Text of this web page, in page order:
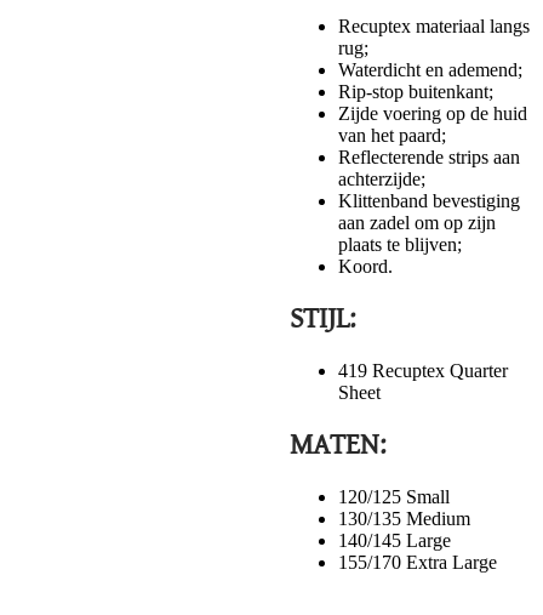
​Recuptex materiaal langs
rug;
Waterdicht en ademend;
Rip-stop buitenkant;
Zijde voering op de huid
van het paard;
Reflecterende strips aan
achterzijde;
Klittenband bevestiging
aan zadel om op zijn
plaats te blijven;
Koord.
STIJL:
419 Recuptex Quarter
Sheet
MATEN:
120/125 Small
130/135 Medium
140/145 Large
155/170 Extra Large